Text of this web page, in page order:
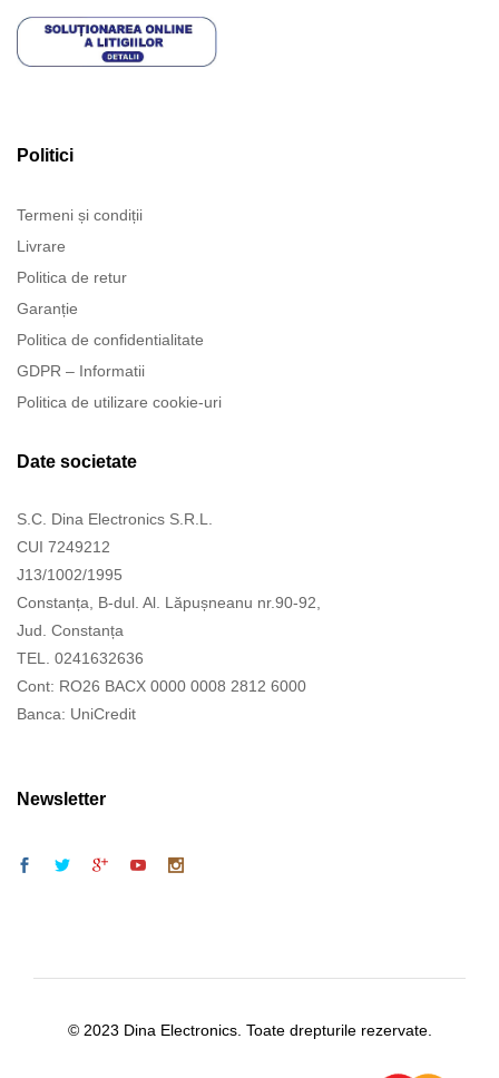
Politici
Termeni și condiții
Livrare
Politica de retur
Garanție
Politica de confidentialitate
GDPR – Informatii
Politica de utilizare cookie-uri
Date societate
S.C. Dina Electronics S.R.L.
CUI 7249212
J13/1002/1995
Constanța, B-dul. Al. Lăpușneanu nr.90-92,
Jud. Constanța
TEL. 0241632636
Cont: RO26 BACX 0000 0008 2812 6000
Banca: UniCredit
Newsletter
© 2023 Dina Electronics. Toate drepturile rezervate.